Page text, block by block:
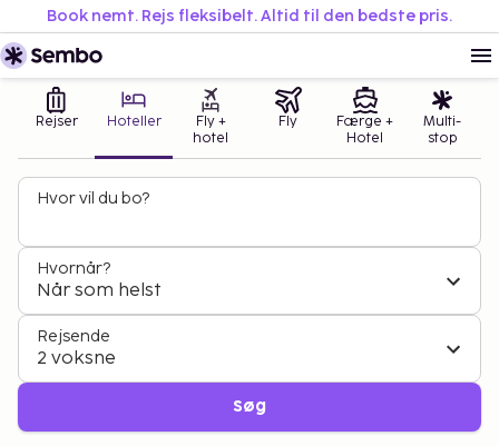
Book nemt. Rejs fleksibelt. Altid til den bedste pris.
Rejser Hoteller
Fly +
hotel
Fly
Færge +
Hotel
Multi-
stop
Hvor vil du bo?
Hvornår?
Når som helst
Rejsende
2 voksne
Søg